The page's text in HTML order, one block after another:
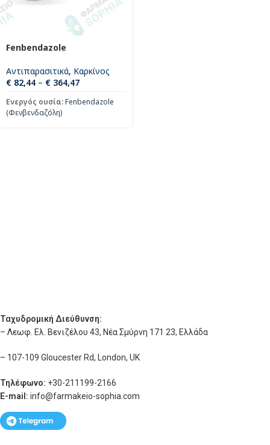
Fenbendazole
Αντιπαρασιτικά, Καρκίνος
€ 82,44 – € 364,47
Ενεργός ουσία:Fenbendazole
(Φενβενδαζόλη)
Ταχυδρομική Διεύθυνση:
– Λεωφ. Ελ. Βενιζέλου 43, Νέα Σμύρνη 171 23, Ελλάδα
– 107-109 Gloucester Rd, London, UK
Τηλέφωνο: +30-211199-2166
E-mail: info@farmakeio-sophia.com